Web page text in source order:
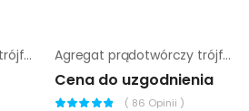
Agregat prądotwórczy trójfazowy Sumera Motor SMG-7T-H-AVR Agregat prądotwórczy trójfazowy Sumera Motor SMG-160N-S
Cena do uzgodnienia
( 86 Opinii )